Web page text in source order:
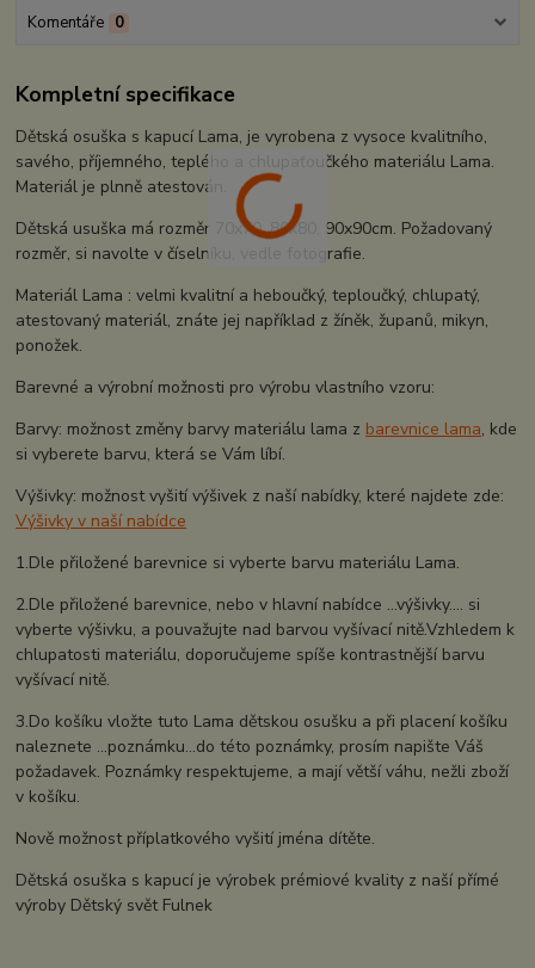
Komentáře 0
Kompletní specifikace
Dětská osuška s kapucí Lama, je vyrobena z vysoce kvalitního,
savého, příjemného, teplého a chlupaťoučkého materiálu Lama.
Materiál je plnně atestován.
Dětská usuška má rozměr 70x70, 80x80, 90x90cm. Požadovaný
rozměr, si navolte v číselníku, vedle fotografie.
Materiál Lama : velmi kvalitní a heboučký, teploučký, chlupatý,
atestovaný materiál, znáte jej například z žíněk, županů, mikyn,
ponožek.
Barevné a výrobní možnosti pro výrobu vlastního vzoru:
Barvy: možnost změny barvy materiálu lama z barevnice lama, kde
si vyberete barvu, která se Vám líbí.
Výšivky: možnost vyšití výšivek z naší nabídky, které najdete zde:
Výšivky v naší nabídce
1.Dle přiložené barevnice si vyberte barvu materiálu Lama.
2.Dle přiložené barevnice, nebo v hlavní nabídce ...výšivky.... si
vyberte výšivku, a pouvažujte nad barvou vyšívací nitě.Vzhledem k
chlupatosti materiálu, doporučujeme spíše kontrastnější barvu
vyšívací nitě.
3.Do košíku vložte tuto Lama dětskou osušku a při placení košíku
naleznete ...poznámku...do této poznámky, prosím napište Váš
požadavek. Poznámky respektujeme, a mají větší váhu, nežli zboží
v košíku.
Nově možnost příplatkového vyšití jména dítěte.
Dětská osuška s kapucí je výrobek prémiové kvality z naší přímé
výroby Dětský svět Fulnek